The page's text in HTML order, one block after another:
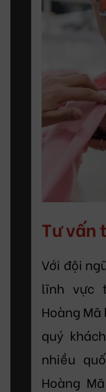
Tư vấn
Với đội
lĩnh vực
Hoàng
quý
nhiều
Hoàng